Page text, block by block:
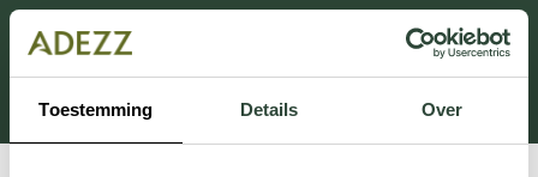
Toestemming Details Over
Dit onderdeel is momenteel in onderhoud.
Als je informatie mist kun je ons bellen +31 413 274
168 of mailen
Customersupport@adezz.com.